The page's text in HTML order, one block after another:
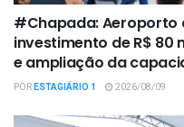
#Chapada: Aeroporto
investimento de R$ 80
e ampliação da
PORESTAGIÁRIO 1 2026/08/09